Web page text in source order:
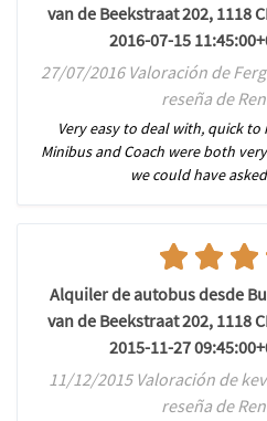
van de Beekstraat 202, 1118
2016-07-15
27/07/2016 Valoración de
reseña de
Very easy to deal with, quick
Minibus and Coach were both
we could have
Alquiler de autobus desde
van de Beekstraat 202, 1118
2015-11-27
11/12/2015 Valoración de
reseña de